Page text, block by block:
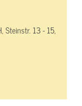
Steinstr. 13 - 15,